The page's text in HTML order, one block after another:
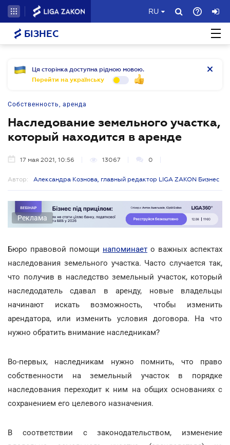
RU
БІЗНЕС
Ця сторінка доступна рідною мовою.
Перейти на українську
Собственность, аренда
Наследование земельного участка,
который находится в аренде
17 мая 2021, 10:56 13067 0
Автор: Александра Кознова, главный редактор LIGA ZAKON Бизнес
Реклама
Бюро правовой помощи напоминает о важных аспектах
наследования земельного участка. Часто случается так,
что получив в наследство земельный участок, который
наследодатель сдавал в аренду, новые владельцы
начинают искать возможность, чтобы изменить
арендатора, или изменить условия договора. На что
нужно обратить внимание наследникам?
Во-первых, наследникам нужно помнить, что право
собственности на земельный участок в порядке
наследования переходит к ним на общих основаниях с
сохранением его целевого назначения.
В соответствии с законодательством, изменение